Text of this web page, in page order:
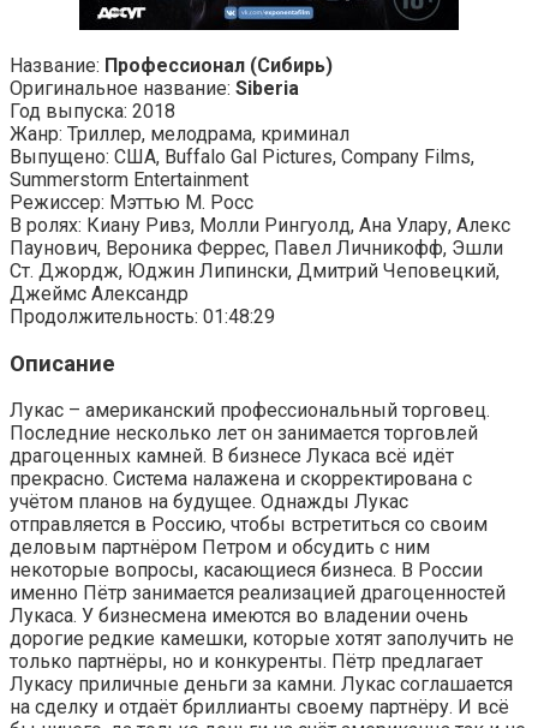
Название: Профессионал (Сибирь)
Оригинальное название: Siberia
Год выпуска: 2018
Жанр: Триллер, мелодрама, криминал
Выпущено: США, Buffalo Gal Pictures, Company Films,
Summerstorm Entertainment
Режиссер: Мэттью М. Росс
В ролях: Киану Ривз, Молли Рингуолд, Ана Улару, Алекс
Паунович, Вероника Феррес, Павел Личникофф, Эшли
Ст. Джордж, Юджин Липински, Дмитрий Чеповецкий,
Джеймс Александр
Продолжительность: 01:48:29
Описание
Лукас – американский профессиональный торговец.
Последние несколько лет он занимается торговлей
драгоценных камней. В бизнесе Лукаса всё идёт
прекрасно. Система налажена и скорректирована с
учётом планов на будущее. Однажды Лукас
отправляется в Россию, чтобы встретиться со своим
деловым партнёром Петром и обсудить с ним
некоторые вопросы, касающиеся бизнеса. В России
именно Пётр занимается реализацией драгоценностей
Лукаса. У бизнесмена имеются во владении очень
дорогие редкие камешки, которые хотят заполучить не
только партнёры, но и конкуренты. Пётр предлагает
Лукасу приличные деньги за камни. Лукас соглашается
на сделку и отдаёт бриллианты своему партнёру. И всё